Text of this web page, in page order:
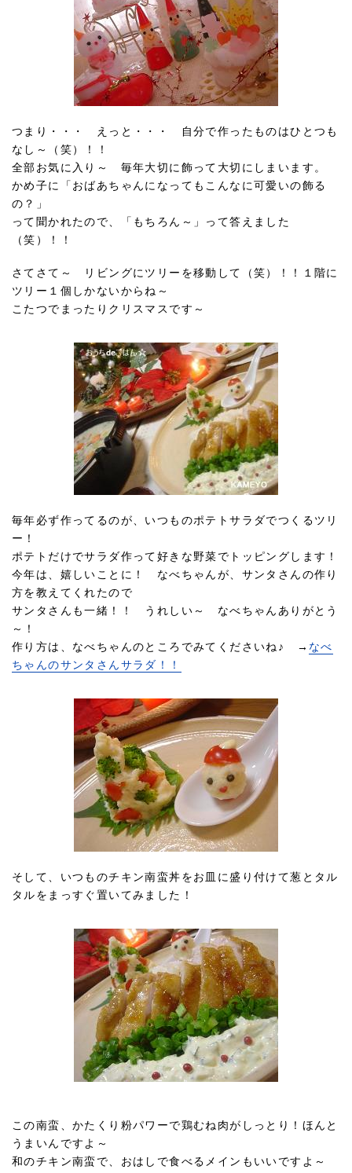
つまり・・・ えっと・・・ 自分で作ったものはひとつも
なし～（笑）！！
全部お気に入り～ 毎年大切に飾って大切にしまいます。
かめ子に「おばあちゃんになってもこんなに可愛いの飾る
の？」
って聞かれたので、「もちろん～」って答えました
（笑）！！
さてさて～ リビングにツリーを移動して（笑）！！１階に
ツリー１個しかないからね～
こたつでまったりクリスマスです～
毎年必ず作ってるのが、いつものポテトサラダでつくるツリ
ー！
ポテトだけでサラダ作って好きな野菜でトッピングします！
今年は、嬉しいことに！ なべちゃんが、サンタさんの作り
方を教えてくれたので
サンタさんも一緒！！ うれしい～ なべちゃんありがとう
～！
作り方は、なべちゃんのところでみてくださいね♪ → なべ
ちゃんのサンタさんサラダ！！
そして、いつものチキン南蛮丼をお皿に盛り付けて葱とタル
タルをまっすぐ置いてみました！
この南蛮、かたくり粉パワーで鶏むね肉がしっとり！ほんと
うまいんですよ～
和のチキン南蛮で、おはしで食べるメインもいいですよ～